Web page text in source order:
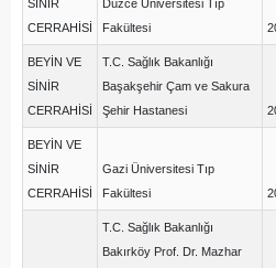
SİNİR
CERRAHİSİ
Düzce Üniversitesi Tıp
Fakültesi
BEYİN VE
SİNİR
CERRAHİSİ
T.C. Sağlık Bakanlığı
Başakşehir Çam ve Sakura
Şehir Hastanesi
BEYİN VE
SİNİR
CERRAHİSİ
Gazi Üniversitesi Tıp
Fakültesi
T.C. Sağlık Bakanlığı
Bakırköy Prof. Dr. Mazhar